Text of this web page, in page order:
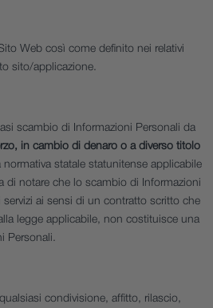
Web così come definito nei relativi
sito/applicazione.
scambio di Informazioni Personali da
in cambio di denaro o a diverso titolo
statale statunitense applicabile
di notare che lo scambio di Informazioni
ai sensi di un contratto scritto che
legge applicabile, non costituisce una
Personali.
condivisione, affitto, rilascio,